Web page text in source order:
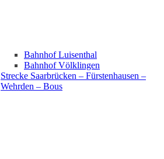
Bahnhof Luisenthal
Bahnhof Völklingen
Strecke Saarbrücken – Fürstenhausen –
Wehrden – Bous